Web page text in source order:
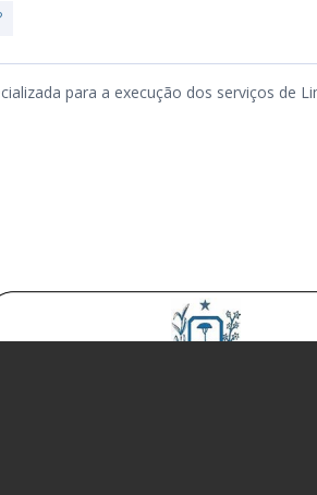
PB para a execução dos serviços de